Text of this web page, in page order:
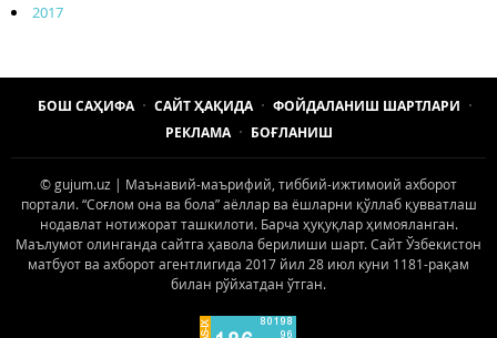
2017
БОШ САҲИФА САЙТ ҲАҚИДА
ФОЙДАЛАНИШ ШАРТЛАРИ
РЕКЛАМА
БОҒЛАНИШ
© gujum.uz | Маънавий-маърифий, тиббий-ижтимоий ахборот
портали. “Соғлом она ва бола” аёллар ва ёшларни қўллаб қувватлаш
нодавлат нотижорат ташкилоти. Барча ҳуқуқлар ҳимояланган.
Маълумот олинганда сайтга ҳавола берилиши шарт. Сайт Ўзбекистон
матбуот ва ахборот агентлигида 2017 йил 28 июл куни 1181-рақам
билан рўйхатдан ўтган.